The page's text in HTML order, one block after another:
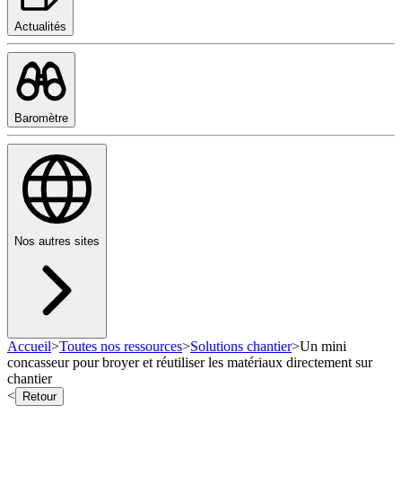
Actualités
Baromètre
Nos autres sites
Accueil>Toutes nos ressources>Solutions chantier>Un mini
concasseur pour broyer et réutiliser les matériaux directement sur
chantier
<
Retour